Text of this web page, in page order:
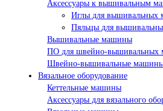
Аксессуары к вышивальным
Иглы для вышивальных
Пяльцы для
Вышивальные машины
ПО для швейно-вышивальных
Швейно-вышивальные
Вязальное оборудование
Кеттельные машины
Аксессуары для вязального